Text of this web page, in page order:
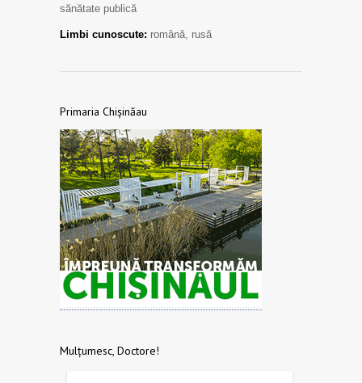
sănătate publică
Limbi cunoscute: română, rusă
Primaria Chișinăau
Mulțumesc, Doctore!